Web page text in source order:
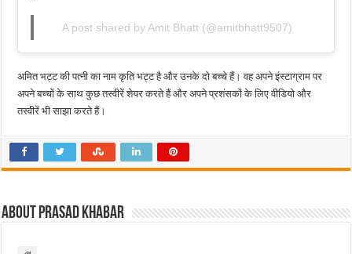
A post shared by Amit Bhatt (@amitbhatt9507)
अमित भट्ट की पत्नी का नाम कृति भट्ट है और उनके दो बच्चे हैं। वह अपने इंस्टाग्राम पर
अपने बच्चों के साथ कुछ तस्वीरें शेयर करते हैं और अपने प्रशंसकों के लिए वीडियो और
तस्वीरें भी साझा करते हैं।
About Prasad Khabar